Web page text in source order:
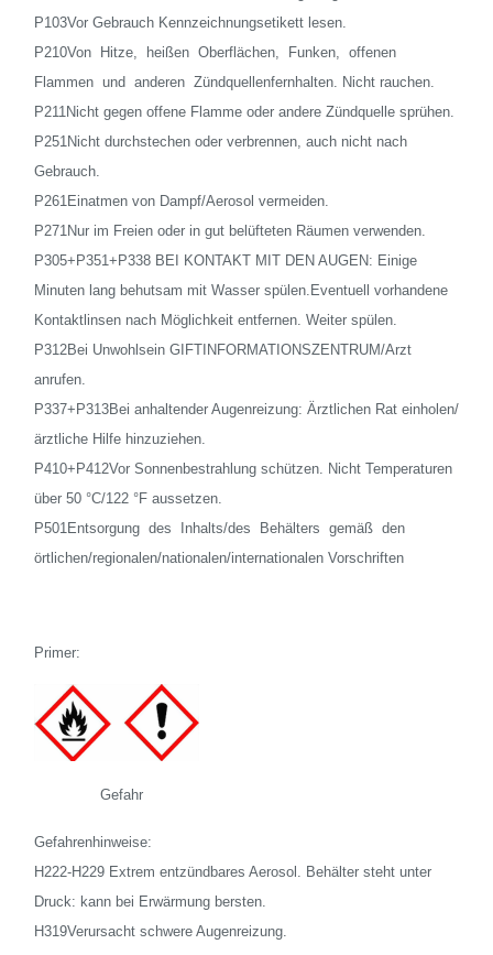
P103Vor Gebrauch Kennzeichnungsetikett lesen.
P210Von Hitze, heißen Oberflächen, Funken, offenen
Flammen und anderen Zündquellenfernhalten. Nicht rauchen.
P211Nicht gegen offene Flamme oder andere Zündquelle sprühen.
P251Nicht durchstechen oder verbrennen, auch nicht nach
Gebrauch.
P261Einatmen von Dampf/Aerosol vermeiden.
P271Nur im Freien oder in gut belüfteten Räumen verwenden.
P305+P351+P338 BEI KONTAKT MIT DEN AUGEN: Einige
Minuten lang behutsam mit Wasser spülen.Eventuell vorhandene
Kontaktlinsen nach Möglichkeit entfernen. Weiter spülen.
P312Bei Unwohlsein GIFTINFORMATIONSZENTRUM/Arzt
anrufen.
P337+P313Bei anhaltender Augenreizung: Ärztlichen Rat einholen/
ärztliche Hilfe hinzuziehen.
P410+P412Vor Sonnenbestrahlung schützen. Nicht Temperaturen
über 50 °C/122 °F aussetzen.
P501Entsorgung des Inhalts/des Behälters gemäß den
örtlichen/regionalen/nationalen/internationalen Vorschriften
Primer:
Gefahr
Gefahrenhinweise:
H222-H229 Extrem entzündbares Aerosol. Behälter steht unter
Druck: kann bei Erwärmung bersten.
H319Verursacht schwere Augenreizung.